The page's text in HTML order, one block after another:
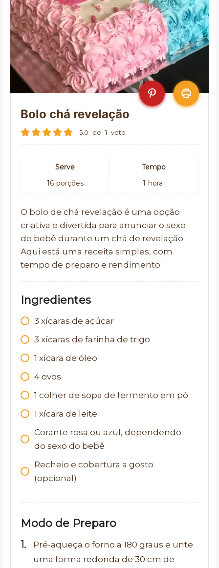
Bolo chá revelação
5.0 de 1 voto
Serve
16 porções
Tempo
1 hora
O bolo de chá revelação é uma opção
criativa e divertida para anunciar o sexo
do bebê durante um chá de revelação.
Aqui está uma receita simples, com
tempo de preparo e rendimento:
Ingredientes
3 xícaras de açúcar
3 xícaras de farinha de trigo
1 xícara de óleo
4 ovos
1 colher de sopa de fermento em pó
1 xícara de leite
Corante rosa ou azul, dependendo
do sexo do bebê
Recheio e cobertura a gosto
(opcional)
Modo de Preparo
Pré-aqueça o forno a 180 graus e unte
uma forma redonda de 30 cm de